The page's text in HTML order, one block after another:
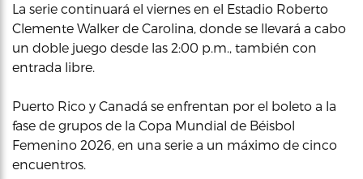
La serie continuará el viernes en el Estadio Roberto
Clemente Walker de Carolina, donde se llevará a cabo
un doble juego desde las 2:00 p.m., también con
entrada libre.
Puerto Rico y Canadá se enfrentan por el boleto a la
fase de grupos de la Copa Mundial de Béisbol
Femenino 2026, en una serie a un máximo de cinco
encuentros.